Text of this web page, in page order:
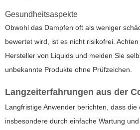
Gesundheitsaspekte
Obwohl das Dampfen oft als weniger
bewertet wird, ist es nicht risikofrei.
Hersteller von Liquids und meiden Sie
unbekannte Produkte ohne Prüfzeichen.
Langzeiterfahrungen aus der
Langfristige Anwender berichten, dass die
insbesondere durch einfache Wartung